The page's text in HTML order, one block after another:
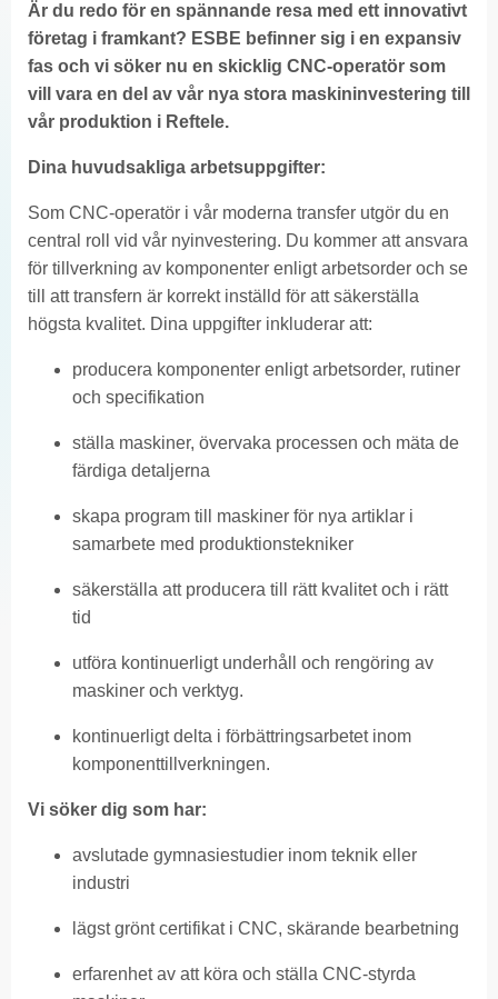
Är du redo för en spännande resa med ett innovativt
företag i framkant? ESBE befinner sig i en expansiv
fas och vi söker nu en skicklig CNC-operatör som
vill vara en del av vår nya stora maskininvestering till
vår produktion i Reftele.
Dina huvudsakliga arbetsuppgifter:
Som CNC-operatör i vår moderna transfer utgör du en
central roll vid vår nyinvestering. Du kommer att ansvara
för tillverkning av komponenter enligt arbetsorder och se
till att transfern är korrekt inställd för att säkerställa
högsta kvalitet. Dina uppgifter inkluderar att:
producera komponenter enligt arbetsorder, rutiner
och specifikation
ställa maskiner, övervaka processen och mäta de
färdiga detaljerna
skapa program till maskiner för nya artiklar i
samarbete med produktionstekniker
säkerställa att producera till rätt kvalitet och i rätt
tid
utföra kontinuerligt underhåll och rengöring av
maskiner och verktyg.
kontinuerligt delta i förbättringsarbetet inom
komponenttillverkningen.
Vi söker dig som har:
avslutade gymnasiestudier inom teknik eller
industri
lägst grönt certifikat i CNC, skärande bearbetning
erfarenhet av att köra och ställa CNC-styrda